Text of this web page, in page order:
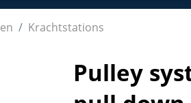
Krachtstations
– Fitness accessoire – Lat pull
Pulley